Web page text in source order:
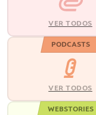
VER TODOS
PODCASTS
VER TODOS
WEBSTORIES